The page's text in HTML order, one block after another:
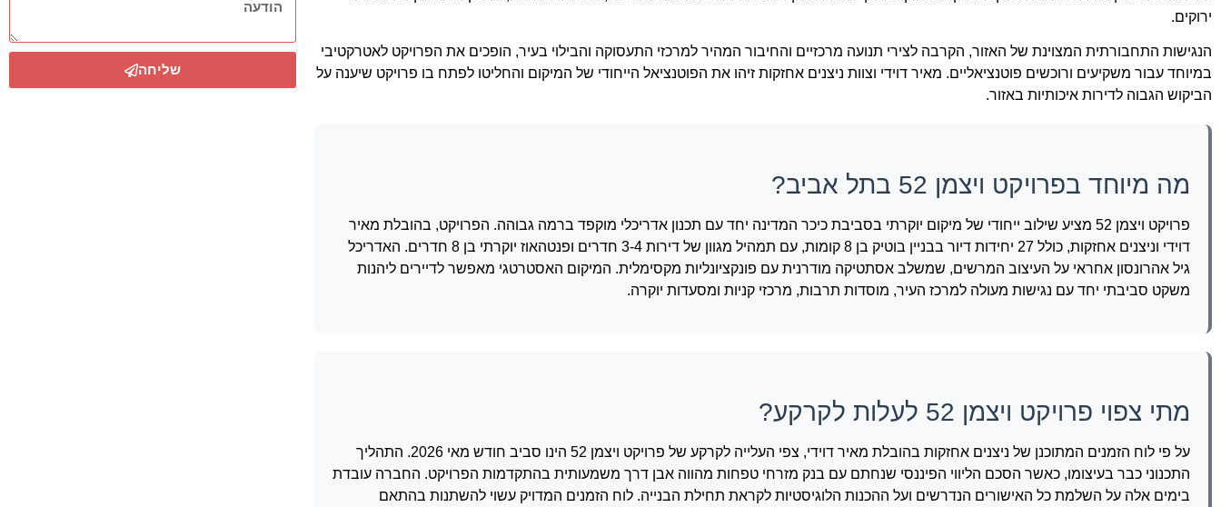
ירוקים.
הנגישות התחבורתית המצוינת של האזור, הקרבה לצירי תנועה מרכזיים והחיבור המהיר למרכזי התעסוקה והבילוי בעיר, הופכים את הפרויקט לאטרקטיבי
במיוחד עבור משקיעים ורוכשים פוטנציאליים. מאיר דוידי וצוות ניצנים אחזקות זיהו את הפוטנציאל הייחודי של המיקום והחליטו לפתח בו פרויקט שיענה על
הביקוש הגבוה לדירות איכותיות באזור.
מה מיוחד בפרויקט ויצמן 52 בתל אביב?
פרויקט ויצמן 52 מציע שילוב ייחודי של מיקום יוקרתי בסביבת כיכר המדינה יחד עם תכנון אדריכלי מוקפד ברמה גבוהה. הפרויקט, בהובלת מאיר
דוידי וניצנים אחזקות, כולל 27 יחידות דיור בבניין בוטיק בן 8 קומות, עם תמהיל מגוון של דירות 3-4 חדרים ופנטהאוז יוקרתי בן 8 חדרים. האדריכל
גיל אהרונסון אחראי על העיצוב המרשים, שמשלב אסתטיקה מודרנית עם פונקציונליות מקסימלית. המיקום האסטרטגי מאפשר לדיירים ליהנות
משקט סביבתי יחד עם נגישות מעולה למרכז העיר, מוסדות תרבות, מרכזי קניות ומסעדות יוקרה.
מתי צפוי פרויקט ויצמן 52 לעלות לקרקע?
על פי לוח הזמנים המתוכנן של ניצנים אחזקות בהובלת מאיר דוידי, צפי העלייה לקרקע של פרויקט ויצמן 52 הינו סביב חודש מאי 2026. התהליך
התכנוני כבר בעיצומו, כאשר הסכם הליווי הפיננסי שנחתם עם בנק מזרחי טפחות מהווה אבן דרך משמעותית בהתקדמות הפרויקט. החברה עובדת
בימים אלה על השלמת כל האישורים הנדרשים ועל ההכנות הלוגיסטיות לקראת תחילת הבנייה. לוח הזמנים המדויק עשוי להשתנות בהתאם
שליחה